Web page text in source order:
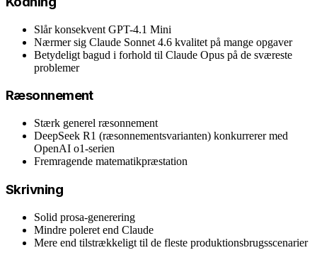
Slår konsekvent GPT-4.1 Mini
Nærmer sig Claude Sonnet 4.6 kvalitet på mange opgaver
Betydeligt bagud i forhold til Claude Opus på de sværeste
problemer
Ræsonnement
Stærk generel ræsonnement
DeepSeek R1 (ræsonnementsvarianten) konkurrerer med
OpenAI o1-serien
Fremragende matematikpræstation
Skrivning
Solid prosa-generering
Mindre poleret end Claude
Mere end tilstrækkeligt til de fleste produktionsbrugsscenarier